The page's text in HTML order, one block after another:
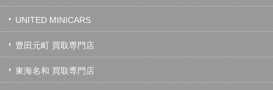
UNITED MINICARS
豊田元町 買取専門店
東海名和 買取専門店